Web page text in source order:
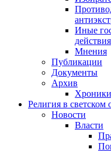
Иные
действия
Мнения
Публикации
Документы
Архив
Религия в светском
Новости
Власти